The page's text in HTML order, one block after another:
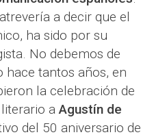
a decir que el
ha sido por su
No debemos de
hace tantos años, en
la celebración de
aAgustín de
del 50 aniversario de